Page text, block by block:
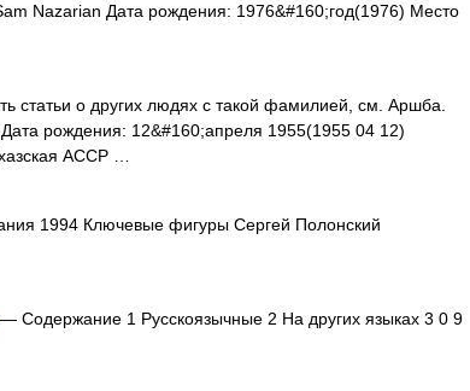
Nazarian Дата рождения: 1976&#160;год(1976) Место
статьи о других людях с такой фамилией, см. Аршба.
рождения: 12&#160;апреля 1955(1955 04 12)
АССР …
1994 Ключевые фигуры Сергей Полонский
— Содержание 1 Русскоязычные 2 На других языках 3 0 9